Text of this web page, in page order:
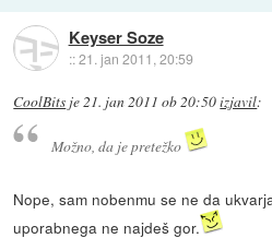
Keyser Soze
::21. jan 2011, 20:59
CoolBits je21. jan 2011 ob 20:50izjavil:
Možno, da je pretežko
Nope, sam nobenmu se ne da
uporabnega ne najdeš gor.